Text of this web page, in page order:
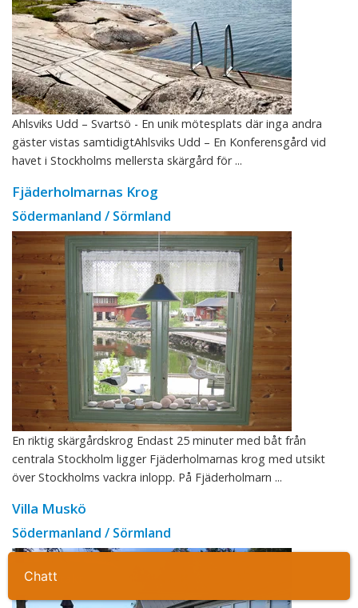
Ta kontakt
Ahlsviks Udd – Svartsö - En unik mötesplats där inga andra
gäster vistas samtidigtAhlsviks Udd – En Konferensgård vid
havet i Stockholms mellersta skärgård för ...
Fjäderholmarnas Krog
Södermanland / Sörmland
En riktig skärgårdskrog Endast 25 minuter med båt från
centrala Stockholm ligger Fjäderholmarnas krog med utsikt
över Stockholms vackra inlopp. På Fjäderholmarn ...
Villa Muskö
Södermanland / Sörmland